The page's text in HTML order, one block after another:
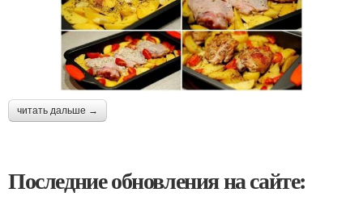
читать дальше →
Последние обновления на сайте: